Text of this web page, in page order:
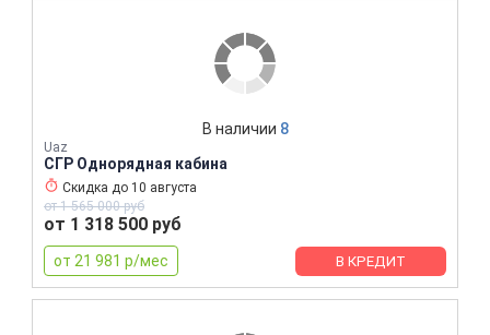
Uaz
СГР Однорядная кабина
В наличии 8
Скидка до 10 августа
от 1 565 000 руб
от 1 318 500 руб
от 21 981 р/мес В КРЕДИТ